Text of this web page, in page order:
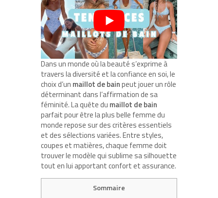
Dans un monde où la beauté s’exprime à
travers la diversité et la confiance en soi, le
choix d’un maillot de bainpeut jouer un rôle
déterminant dans l’affirmation de sa
féminité. La quête du maillot de bain
parfait pour être la plus belle femme du
monde repose sur des critères essentiels
et des sélections variées. Entre styles,
coupes et matières, chaque femme doit
trouver le modèle qui sublime sa silhouette
tout en lui apportant confort et assurance.
Sommaire